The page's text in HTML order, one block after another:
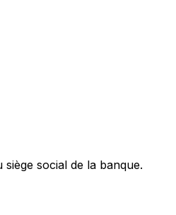
social de la banque.